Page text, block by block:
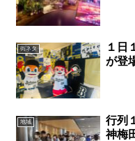
街ネタ
１日
が登
地域
行列
神梅